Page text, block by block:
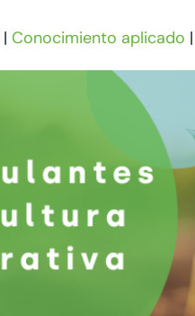
| Conocimiento aplicado |